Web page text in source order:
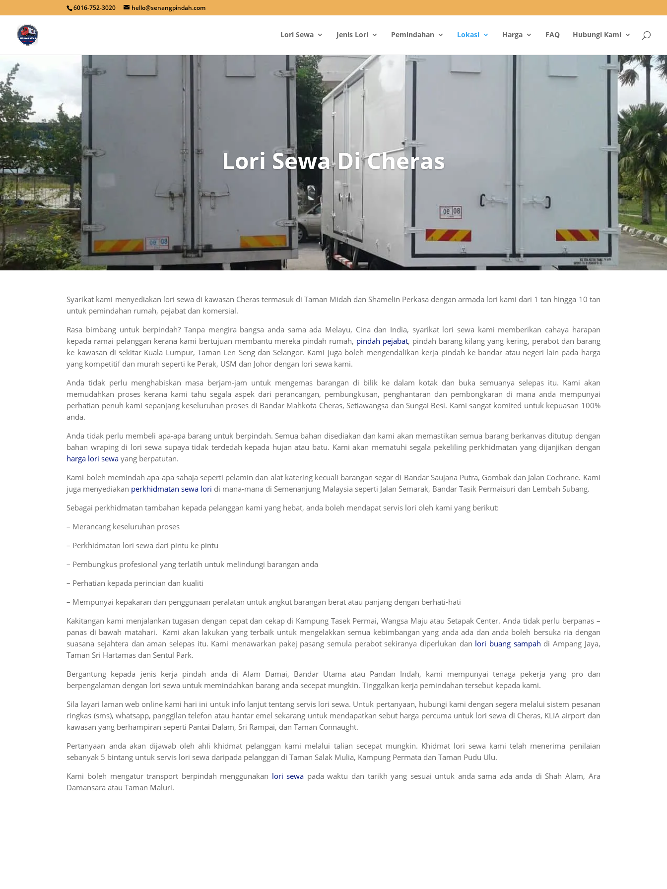
6016-752-3020 hello@senangpindah.com
Lori Sewa Jenis Lori Pemindahan Lokasi Harga FAQ Hubungi Kami
Lori Sewa Di Cheras
Syarikat kami menyediakan lori sewa di kawasan Cheras termasuk di Taman Midah dan Shamelin Perkasa dengan armada lori kami dari 1 tan hingga 10 tan
untuk pemindahan rumah, pejabat dan komersial.
Rasa bimbang untuk berpindah? Tanpa mengira bangsa anda sama ada Melayu, Cina dan India, syarikat lori sewa kami memberikan cahaya harapan
kepada ramai pelanggan kerana kami bertujuan membantu mereka pindah rumah, pindah pejabat, pindah barang kilang yang kering, perabot dan barang
ke kawasan di sekitar Kuala Lumpur, Taman Len Seng dan Selangor. Kami juga boleh mengendalikan kerja pindah ke bandar atau negeri lain pada harga
yang kompetitif dan murah seperti ke Perak, USM dan Johor dengan lori sewa kami.
Anda tidak perlu menghabiskan masa berjam-jam untuk mengemas barangan di bilik ke dalam kotak dan buka semuanya selepas itu. Kami akan
memudahkan proses kerana kami tahu segala aspek dari perancangan, pembungkusan, penghantaran dan pembongkaran di mana anda mempunyai
perhatian penuh kami sepanjang keseluruhan proses di Bandar Mahkota Cheras, Setiawangsa dan Sungai Besi. Kami sangat komited untuk kepuasan 100%
anda.
Anda tidak perlu membeli apa-apa barang untuk berpindah. Semua bahan disediakan dan kami akan memastikan semua barang berkanvas ditutup dengan
bahan wraping di lori sewa supaya tidak terdedah kepada hujan atau batu. Kami akan mematuhi segala pekeliling perkhidmatan yang dijanjikan dengan
harga lori sewa yang berpatutan.
Kami boleh memindah apa-apa sahaja seperti pelamin dan alat katering kecuali barangan segar di Bandar Saujana Putra, Gombak dan Jalan Cochrane. Kami
juga menyediakan perkhidmatan sewa lori di mana-mana di Semenanjung Malaysia seperti Jalan Semarak, Bandar Tasik Permaisuri dan Lembah Subang.
Sebagai perkhidmatan tambahan kepada pelanggan kami yang hebat, anda boleh mendapat servis lori oleh kami yang berikut:
– Merancang keseluruhan proses
– Perkhidmatan lori sewa dari pintu ke pintu
– Pembungkus profesional yang terlatih untuk melindungi barangan anda
– Perhatian kepada perincian dan kualiti
– Mempunyai kepakaran dan penggunaan peralatan untuk angkut barangan berat atau panjang dengan berhati-hati
Kakitangan kami menjalankan tugasan dengan cepat dan cekap di Kampung Tasek Permai, Wangsa Maju atau Setapak Center. Anda tidak perlu berpanas –
panas di bawah matahari. Kami akan lakukan yang terbaik untuk mengelakkan semua kebimbangan yang anda ada dan anda boleh bersuka ria dengan
suasana sejahtera dan aman selepas itu. Kami menawarkan pakej pasang semula perabot sekiranya diperlukan dan lori buang sampah di Ampang Jaya,
Taman Sri Hartamas dan Sentul Park.
Bergantung kepada jenis kerja pindah anda di Alam Damai, Bandar Utama atau Pandan Indah, kami mempunyai tenaga pekerja yang pro dan
berpengalaman dengan lori sewa untuk memindahkan barang anda secepat mungkin. Tinggalkan kerja pemindahan tersebut kepada kami.
Sila layari laman web online kami hari ini untuk info lanjut tentang servis lori sewa. Untuk pertanyaan, hubungi kami dengan segera melalui sistem pesanan
ringkas (sms), whatsapp, panggilan telefon atau hantar emel sekarang untuk mendapatkan sebut harga percuma untuk lori sewa di Cheras, KLIA airport dan
kawasan yang berhampiran seperti Pantai Dalam, Sri Rampai, dan Taman Connaught.
Pertanyaan anda akan dijawab oleh ahli khidmat pelanggan kami melalui talian secepat mungkin. Khidmat lori sewa kami telah menerima penilaian
sebanyak 5 bintang untuk servis lori sewa daripada pelanggan di Taman Salak Mulia, Kampung Permata dan Taman Pudu Ulu.
Kami boleh mengatur transport berpindah menggunakan lori sewa pada waktu dan tarikh yang sesuai untuk anda sama ada anda di Shah Alam, Ara
Damansara atau Taman Maluri.